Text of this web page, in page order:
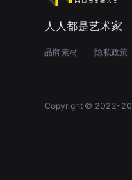
人人都是艺术家
品牌素材 隐私政策
Copyright © 2022-